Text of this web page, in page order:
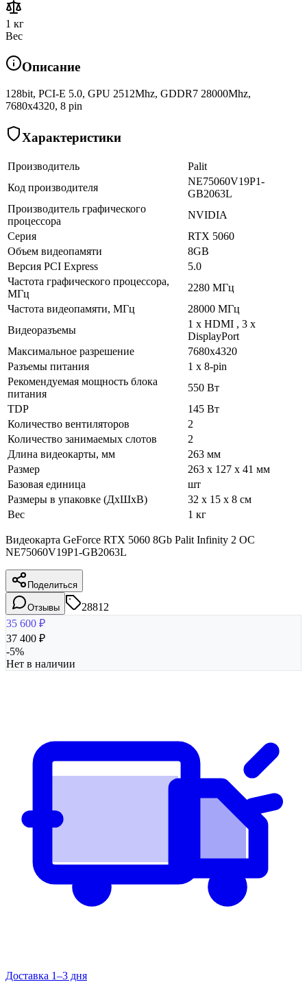
1 кг
Вес
Описание
128bit, PCI-E 5.0, GPU 2512Mhz, GDDR7 28000Mhz,
7680x4320, 8 pin
Характеристики
Производитель
Palit
Код производителя
NE75060V19P1-
GB2063L
Производитель графического
процессора
NVIDIA
Серия
RTX 5060
Объем видеопамяти
8GB
Версия PCI Express
5.0
Частота графического процессора,
МГц
2280 МГц
Частота видеопамяти, МГц
28000 МГц
Видеоразъемы
1 х HDMI , 3 х
DisplayPort
Максимальное разрешение
7680х4320
Разъемы питания
1 x 8-pin
Рекомендуемая мощность блока
питания
550 Вт
TDP
145 Вт
Количество вентиляторов
2
Количество занимаемых слотов
2
Длина видеокарты, мм
263 мм
Размер
263 x 127 x 41 мм
Базовая единица
шт
Размеры в упаковке (ДхШхВ)
32 x 15 x 8 см
Вес
1 кг
Видеокарта GeForce RTX 5060 8Gb Palit Infinity 2 OC
NE75060V19P1-GB2063L
Поделиться
Отзывы
28812
35 600 ₽
37 400 ₽
-5%
Нет в наличии
Доставка 1–3 дня